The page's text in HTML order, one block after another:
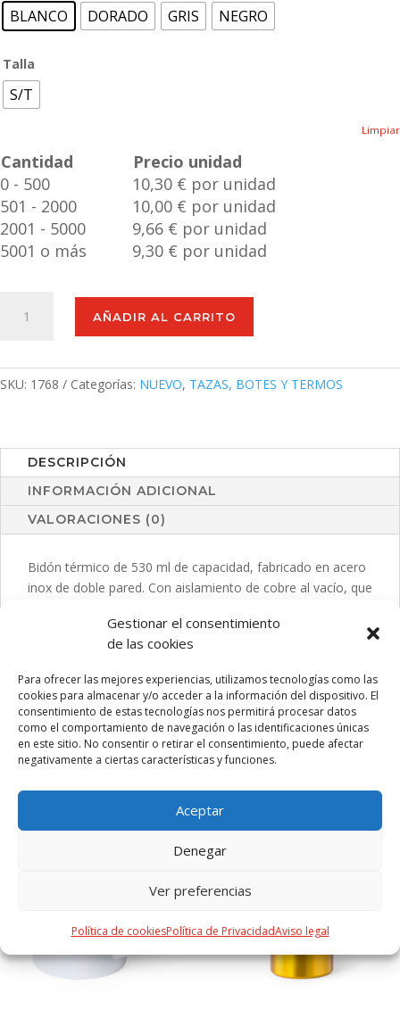
Gestionar el consentimiento
de las cookies
Para ofrecer las mejores experiencias, utilizamos tecnologías como las
cookies para almacenar y/o acceder a la información del dispositivo. El
consentimiento de estas tecnologías nos permitirá procesar datos
como el comportamiento de navegación o las identificaciones únicas
en este sitio. No consentir o retirar el consentimiento, puede afectar
negativamente a ciertas características y funciones.
Aceptar
Denegar
Ver preferencias
Política de cookiesPolítica de PrivacidadAviso legal
BLANCO DORADO GRIS NEGRO
Talla
S/T
Limpiar
Cantidad
Precio unidad
0 - 500
10,30 € por unidad
501 - 2000
10,00 € por unidad
2001 - 5000
9,66 € por unidad
5001 o más
9,30 € por unidad
Térmico
AÑADIR AL CARRITO
SKU: 1768 Categorías: NUEVO, TAZAS, BOTES Y TERMOS
DESCRIPCIÓN
INFORMACIÓN ADICIONAL
VALORACIONES (0)
Bidón térmico de 530 ml de capacidad, fabricado en acero
inox de doble pared. Con aislamiento de cobre al vacío, que
llegando a las 12 y 48 horas respectivamente. Tapón a
rosca con asa integrada a juego, libre de BPA. Disponible
caja individual de diseño kraft.
PRODUCTOS RELACIONADOS